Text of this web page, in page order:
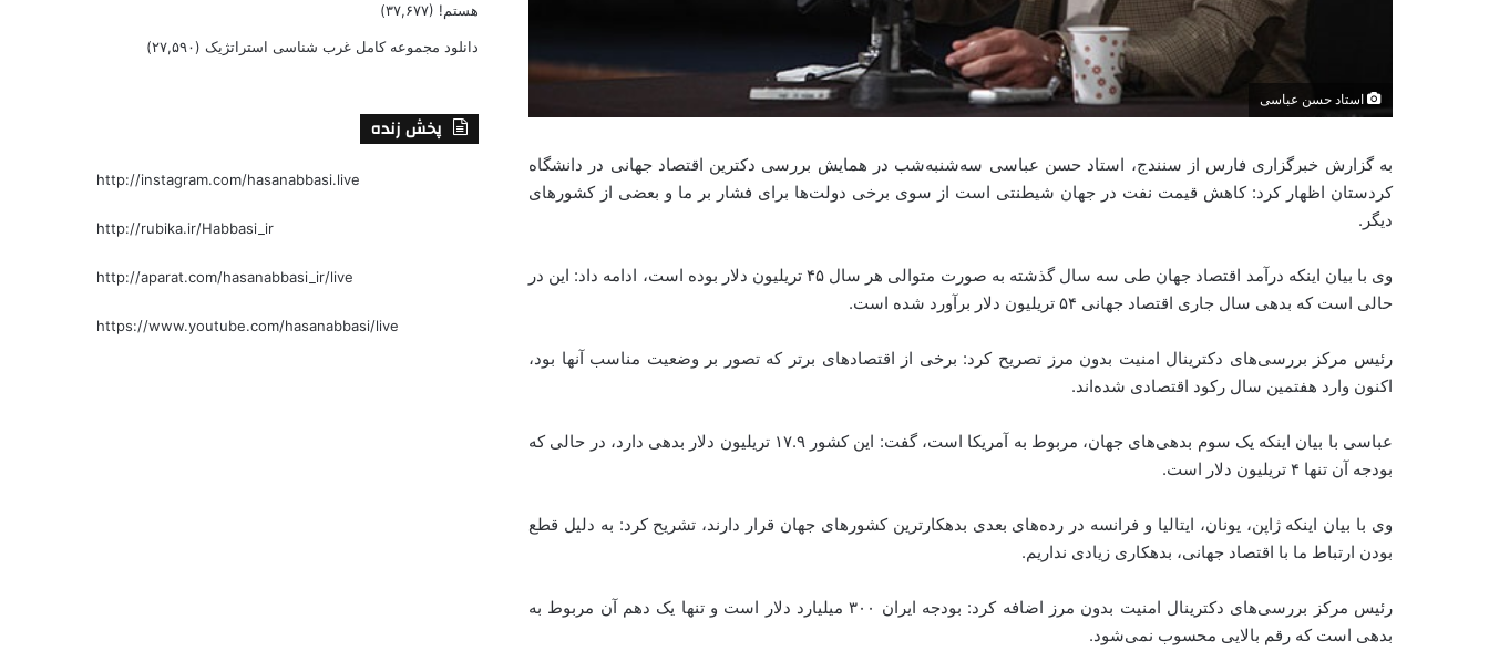
استاد حسن عباسی
به گزارش خبرگزاری فارس از سنندج، استاد حسن عباسی سه‌شنبه‌‌شب در همایش بررسی دکترین اقتصاد جهانی در دانشگاه
کردستان اظهار کرد: کاهش قیمت نفت در جهان شیطنتی است از سوی برخی دولت‌ها برای فشار بر ما و بعضی از کشورهای
دیگر.
وی با بیان اینکه درآمد اقتصاد جهان طی سه سال گذشته به صورت متوالی هر سال ۴۵ تریلیون دلار بوده است، ادامه داد: این در
حالی است که بدهی سال‌ جاری اقتصاد جهانی ۵۴ تریلیون دلار برآورد شده است.
رئیس مرکز بررسی‌های دکترینال امنیت بدون مرز تصریح کرد: برخی از اقتصادهای برتر که تصور بر وضعیت مناسب آنها بود،
اکنون وارد هفتمین سال رکود اقتصادی شده‌اند.
عباسی با بیان اینکه یک سوم بدهی‌های جهان، مربوط به آمریکا است، گفت: این کشور ۱۷.۹ تریلیون دلار بدهی دارد، در حالی که
بودجه آن تنها ۴ تریلیون دلار است.
وی با بیان اینکه ژاپن، یونان، ایتالیا و فرانسه در رده‌های بعدی بدهکارترین کشورهای جهان قرار دارند، تشریح کرد: به دلیل قطع
بودن ارتباط ما با اقتصاد جهانی، بدهکاری زیادی نداریم.
رئیس مرکز بررسی‌های دکترینال امنیت بدون مرز اضافه کرد: بودجه ایران ۳۰۰ میلیارد دلار است و تنها یک دهم آن مربوط به
بدهی است که رقم بالایی محسوب نمی‌شود.
هستم! (۳۷,۶۷۷)
دانلود مجموعه کامل غرب شناسی استراتژیک (۲۷,۵۹۰)
پخش زنده
http://instagram.com/hasanabbasi.live
http://rubika.ir/Habbasi_ir
http://aparat.com/hasanabbasi_ir/live
https://www.youtube.com/hasanabbasi/live